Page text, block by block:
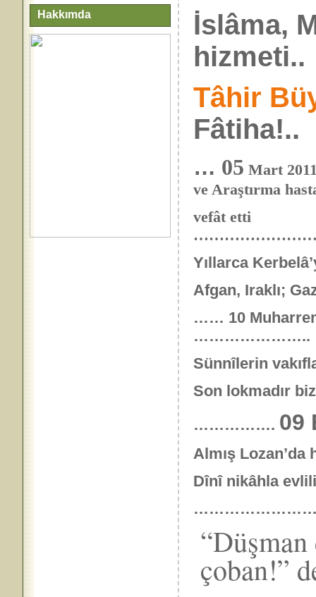
Hakkımda
İslâma,
hizmeti..
Tâhir
Fâtiha!..
… 05 Mart
ve Araştırma
vefât etti
Yıllarca
Afgan, Iraklı;
…… 10
…………………..
Sünnîlerin
Son lokmadır
……………. 09
Almış Lozan’da
Dînî nikâhla
çoban!”